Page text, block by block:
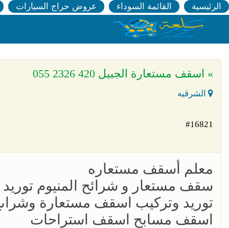
الرئيسية القائمة السوداء عروض حراج السيارات
» اسقف مستعارة الجبيل 420 2326 055
الشرقيه
#16821
معلم أسقف مستعاره
سقف مستعار و شرائح المنيوم توريد
توريد وتركيب اسقف مستعارة
اسقف مسابح اسقف استراحات